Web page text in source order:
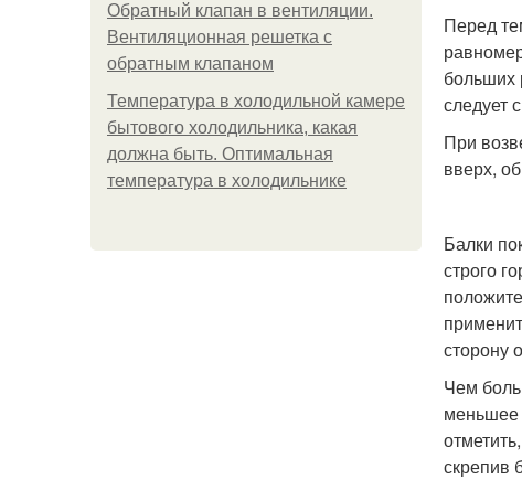
Обратный клапан в вентиляции.
Вентиляционная решетка с
обратным клапаном
Температура в холодильной камере
бытового холодильника, какая
должна быть. Оптимальная
температура в холодильнике
Перед
больших
следует
При
вверх,
Балки
строго
сторону
Чем
меньшее
скрепив